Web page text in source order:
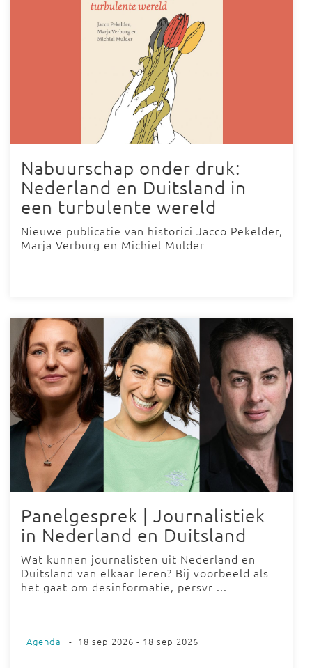
Nabuurschap onder druk:
Nederland en Duitsland in
een turbulente wereld
Nieuwe publicatie van historici Jacco Pekelder,
Marja Verburg en Michiel Mulder
Panelgesprek | Journalistiek
in Nederland en Duitsland
Wat kunnen journalisten uit Nederland en
Duitsland van elkaar leren? Bij voorbeeld als
het gaat om desinformatie, persvr ...
Agenda - 18 sep 2026 - 18 sep 2026